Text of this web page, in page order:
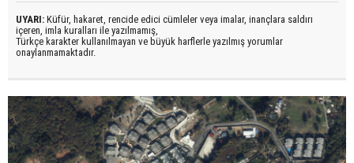
UYARI: Küfür, hakaret, rencide edici cümleler veya imalar, inançlara saldırı
içeren, imla kuralları ile yazılmamış,
Türkçe karakter kullanılmayan ve büyük harflerle yazılmış yorumlar
onaylanmamaktadır.